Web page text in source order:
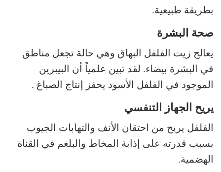
بطريقة طبيعية.
صحة البشرة
يعالج زيت الفلفل البهاق وهي حالة تجعل مناطق
في البشرة بيضاء. لقد تبين علمياً أن البيبرين
الموجود في الفلفل الأسود يحفز إنتاج الصباغ .
يريح الجهاز التنفسي
الفلفل يريح من احتقان الأنف والتهابات الجيوب
بسبب قدرته على إذابة المخاط والبلغم في القناة
الهضمية.